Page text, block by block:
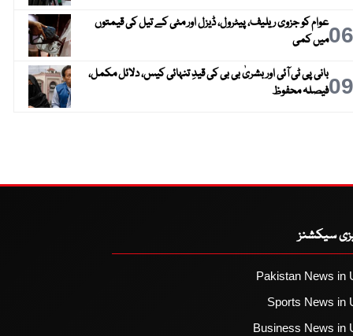
06عوام کو جزوی ریلیف، پیٹرول، ڈیزل اور مٹی کے تیل کی قیمتوں
میں کمی
09بانی پی ٹی آئی اور بشریٰ بی بی کی قیدِ تنہائی کیس، دلائل مکمل،
فیصلہ محفوظ
سیکشنز
Pakistan News in
Sports News in
Business News in